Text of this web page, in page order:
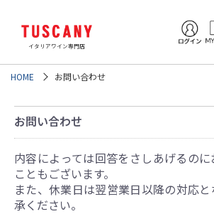
イタリアワイン専門店
HOME お問い合わせ
お問い合わせ
内容によっては回答をさしあげるの
こともございます。
また、休業日は翌営業日以降の対応
承ください。